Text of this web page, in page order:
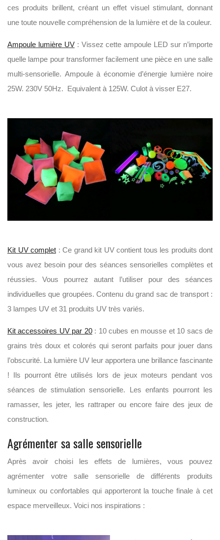
ces produits brillent, créant un effet visuel stimulant, donnant
une toute nouvelle compréhension de la lumière et de la couleur.
Ampoule lumière UV: Vissez cette ampoule LED sur n’importe
quelle lampe pour transformer facilement une pièce en une salle
multi-sensorielle. Ampoule à économie d’énergie lumière noire
25W. 230V 50Hz. Equivalent à 125W. Culot à visser E27.
Kit UV complet : Ce grand kit UV contient tous les produits dont
vous avez besoin pour des séances sensorielles complètes et
réussies. Vous pourrez autant l’utiliser pour des séances
individuelles que groupées. Contenu du grand sac de transport :
3 lampes UV et 31 produits UV très variés.
Kit accessoires UV par 20: 10 cubes en mousse et 10 sacs de
grains très doux et colorés qui seront parfaits pour jouer dans
l’obscurité. La lumière UV leur apportera une brillance fascinante
! Ils pourront être utilisés lors de jeux moteurs pendant vos
séances de stimulation sensorielle. Les enfants pourront les
ramasser, les jeter, les rattraper ou encore faire des jeux de
construction.
Agrémenter sa salle sensorielle
Après avoir choisi les effets de lumières, vous pouvez
agrémenter votre salle sensorielle de différents produits
lumineux ou confortables qui apporteront la touche finale à cet
espace merveilleux. Voici nos inspirations :